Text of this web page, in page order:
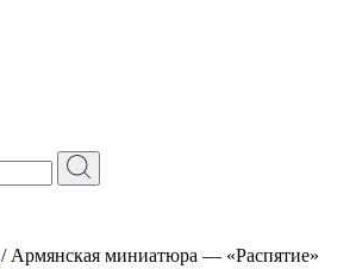
/ Армянская миниатюра — «Распятие»